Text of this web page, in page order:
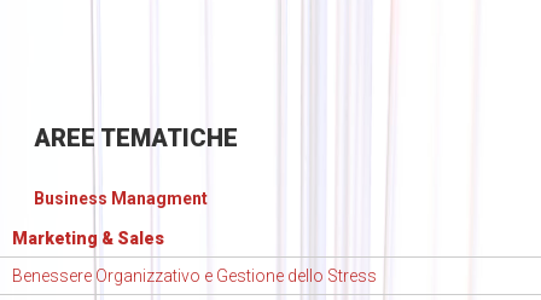
AREE TEMATICHE
Business Managment
Marketing & Sales
Benessere Organizzativo e Gestione dello Stress